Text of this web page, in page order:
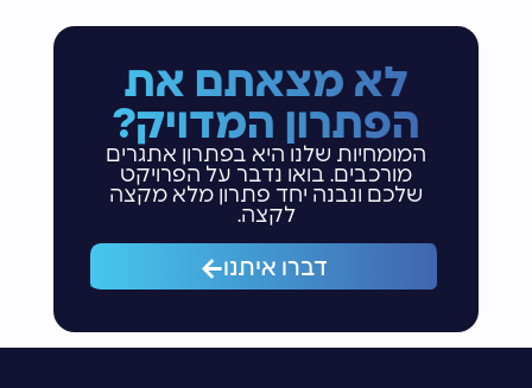
לא מצאתם את
הפתרון המדויק?
המומחיות שלנו היא בפתרון אתגרים
מורכבים. בואו נדבר על הפרויקט
שלכם ונבנה יחד פתרון מלא מקצה
לקצה.
דברו איתנו